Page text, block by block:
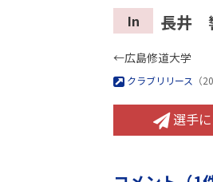
In 長井
←広島修道大学
クラブリリース （
選手に